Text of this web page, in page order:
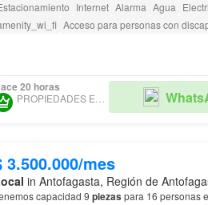
Internet Alarma Agua
Acceso para personas con
20 horas
PROPIEDADES ESTATOPULOS
3.500.000/mes
in Antofagasta, Región de
capacidad 9 piezas